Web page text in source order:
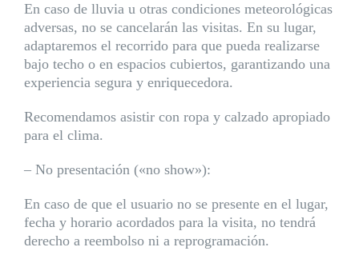
En caso de lluvia u otras condiciones meteorológicas
adversas, no se cancelarán las visitas. En su lugar,
adaptaremos el recorrido para que pueda realizarse
bajo techo o en espacios cubiertos, garantizando una
experiencia segura y enriquecedora.
Recomendamos asistir con ropa y calzado apropiado
para el clima.
– No presentación («no show»):
En caso de que el usuario no se presente en el lugar,
fecha y horario acordados para la visita, no tendrá
derecho a reembolso ni a reprogramación.